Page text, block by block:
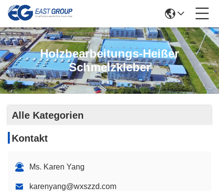
Holzbearbeitungs-Heißer
Schmelzkleber
Alle Kategorien
Kontakt
Ms. Karen Yang
karenyang@wxszzd.com